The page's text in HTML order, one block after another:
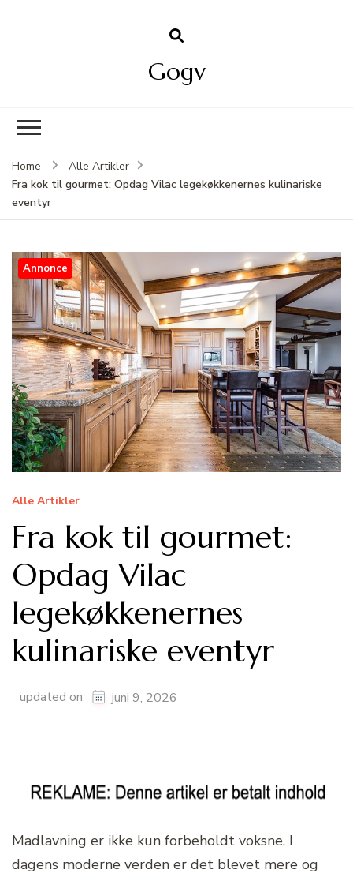
Gogv
Home
Alle Artikler
Fra kok til gourmet: Opdag Vilac legekøkkenernes kulinariske
eventyr
Annonce
Alle Artikler
Fra kok til gourmet:
Opdag Vilac
legekøkkenernes
kulinariske eventyr
updated on juni 9, 2026
Madlavning er ikke kun forbeholdt voksne. I
dagens moderne verden er det blevet mere og